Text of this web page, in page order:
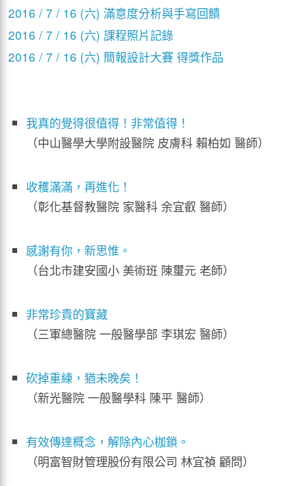
2016 / 7 / 16 (六) 滿意度分析與手寫回饋
2016 / 7 / 16 (六) 課程照片記錄
2016 / 7 / 16 (六) 簡報設計大賽 得獎作品
我真的覺得很值得！非常值得！
（中山醫學大學附設醫院 皮膚科 賴柏如 醫師）
收穫滿滿，再進化！
（彰化基督教醫院 家醫科 余宜叡 醫師）
感謝有你，新思惟。
（台北市建安國小 美術班 陳璽元 老師）
非常珍貴的寶藏
（三軍總醫院 一般醫學部 李琪宏 醫師）
砍掉重練，猶未晚矣！
（新光醫院 一般醫學科 陳平 醫師）
有效傳達概念，解除內心枷鎖。
（明富智財管理股份有限公司 林宜禎 顧問）